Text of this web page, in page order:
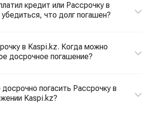
кредит или Рассрочку в
что долг погашен?
в Kaspi.kz. Когда можно
досрочное погашение?
погасить Рассрочку в
Kaspi.kz?